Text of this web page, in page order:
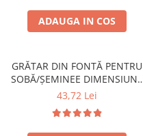
ADAUGA IN COS
GRĂTAR DIN FONTĂ PENTRU
SOBĂ/ȘEMINEE DIMENSIUNE
300 mm x 200 mm
43,72 Lei